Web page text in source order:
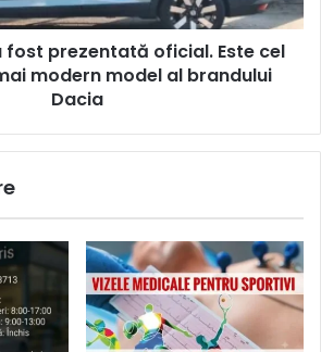
fost prezentată oficial. Este cel
modern model al brandului
Dacia